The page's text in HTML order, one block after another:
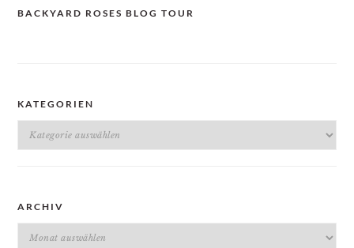
BACKYARD ROSES BLOG TOUR
KATEGORIEN
Kategorien
ARCHIV
Archiv